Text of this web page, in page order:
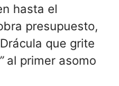
hasta el
presupuesto,
que grite
al primer asomo